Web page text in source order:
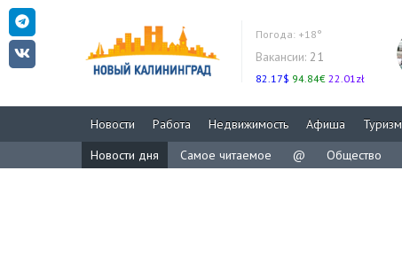
Погода: +18°
Вакансии: 21
82.17$ 94.84€ 22.01zł
Новости Работа Недвижимость Афиша Туризм
Новости дня
Самое читаемое @ Общество